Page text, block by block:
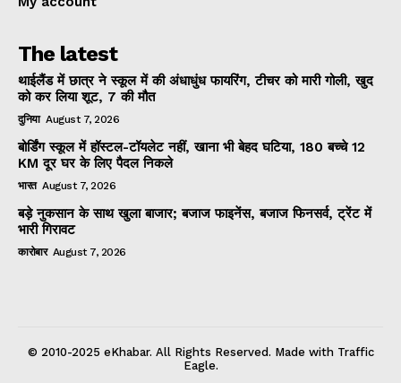
The latest
थाईलैंड में छात्र ने स्कूल में की अंधाधुंध फायरिंग, टीचर को मारी गोली, खुद
को कर लिया शूट, 7 की मौत
दुनिया August 7, 2026
बोर्डिंग स्कूल में हॉस्टल-टॉयलेट नहीं, खाना भी बेहद घटिया, 180 बच्चे 12
KM दूर घर के लिए पैदल निकले
भारत August 7, 2026
बड़े नुकसान के साथ खुला बाजार; बजाज फाइनेंस, बजाज फिनसर्व, ट्रेंट में
भारी गिरावट
कारोबार August 7, 2026
© 2010-2025 eKhabar. All Rights Reserved. Made with Traffic
Eagle.